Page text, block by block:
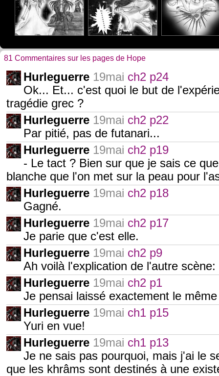
81 Commentaires sur les pages de Hope
Hurleguerre 19mai ch2 p24
Ok... Et... c'est quoi le but de
tragédie grec ?
Hurleguerre 19mai ch2 p22
Par pitié, pas de futanari...
Hurleguerre 19mai ch2 p19
- Le tact ? Bien sur que je sais ce
blanche que l'on met sur la peau pour
Hurleguerre 19mai ch2 p18
Gagné.
Hurleguerre 19mai ch2 p17
Je parie que c'est elle.
Hurleguerre 19mai ch2 p9
Ah voilà l'explication de l'autre
Hurleguerre 19mai ch2 p1
Je pensai laissé exactement le
Hurleguerre 19mai ch1 p15
Yuri en vue!
Hurleguerre 19mai ch1 p13
Je ne sais pas pourquoi, mais j'ai le
que les khrâms sont destinés à une